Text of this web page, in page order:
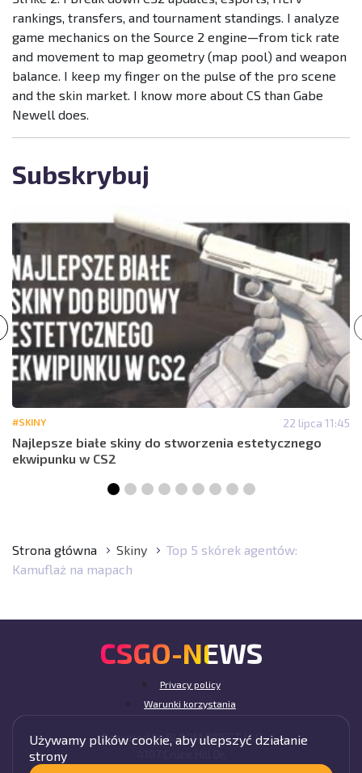
rankings, transfers, and tournament standings. I analyze
game mechanics on the Source 2 engine—from tick rate
and movement to map geometry (map pool) and weapon
balance. I keep my finger on the pulse of the pro scene
and the skin market. I know more about CS than Gabe
Newell does.
Subskrybuj
#SKINY 22 lipca 11:45
Najlepsze białe skiny do stworzenia estetycznego
ekwipunku w CS2
Strona główna Skiny
Top 5 skórek agentów:
Kamuflaż na mapach
CSGO-NEWS
Privacy policy
Warunki korzystania
Operated by BLOOM DIRECT LLC
Używamy plików cookie, aby ulepszyć działanie
strony